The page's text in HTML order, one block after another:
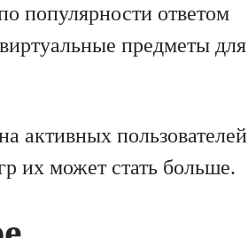
популярности ответом
предметы для
активных пользователей
их может стать больше.